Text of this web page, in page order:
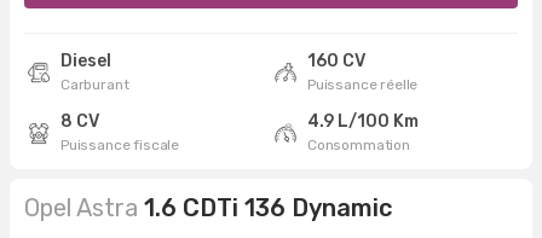
Diesel
Carburant
160 CV
Puissance réelle
8 CV
Puissance fiscale
4.9 L/100 Km
Consommation
Opel Astra 1.6 CDTi 136 Dynamic